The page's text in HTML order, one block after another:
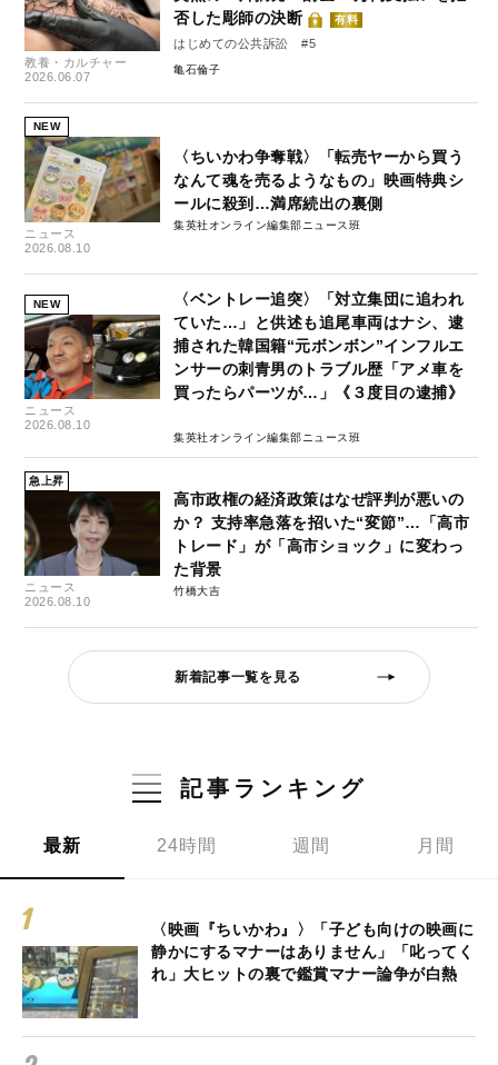
教養・カルチャー
2026.06.07
否した彫師の決断
有料
はじめての公共訴訟 #5
亀石倫子
NEW
ニュース
2026.08.10
〈ちいかわ争奪戦〉「転売ヤーから買う
なんて魂を売るようなもの」映画特典シ
ールに殺到…満席続出の裏側
集英社オンライン編集部ニュース班
NEW
ニュース
2026.08.10
〈ベントレー追突〉「対立集団に追われ
ていた…」と供述も追尾車両はナシ、逮
捕された韓国籍“元ボンボン”インフルエ
ンサーの刺青男のトラブル歴「アメ車を
買ったらパーツが…」《３度目の逮捕》
集英社オンライン編集部ニュース班
急上昇
ニュース
2026.08.10
高市政権の経済政策はなぜ評判が悪いの
か？ 支持率急落を招いた“変節”…「高市
トレード」が「高市ショック」に変わっ
た背景
竹橋大吉
新着記事一覧を見る
記事ランキング
最新 24時間 週間 月間
〈映画『ちいかわ』〉「子ども向けの映画に
静かにするマナーはありません」「叱ってく
れ」大ヒットの裏で鑑賞マナー論争が白熱